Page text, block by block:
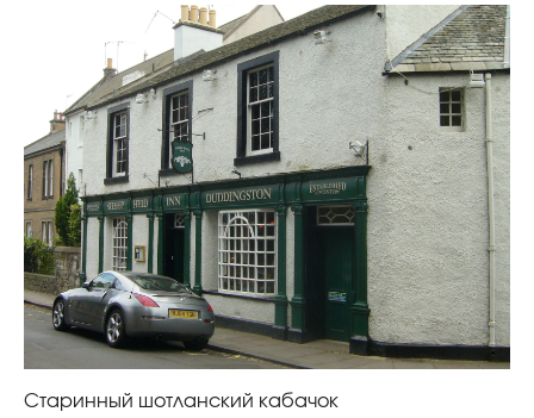
Старинный шотланский кабачок